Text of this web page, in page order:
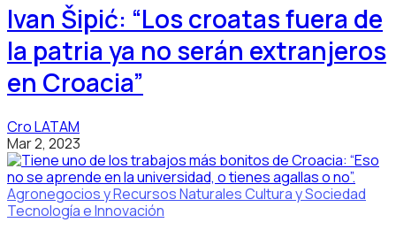
Ivan Šipić: “Los croatas fuera de
la patria ya no serán extranjeros
en Croacia”
Cro LATAM
Mar 2, 2023
Agronegocios y Recursos NaturalesCultura y Sociedad
Tecnología e Innovación